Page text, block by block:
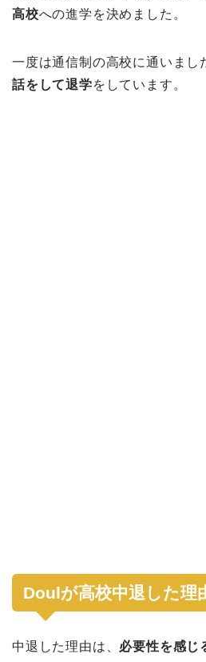
高校への進学を決めました。
一度は通信制の高校に通いまし
話をして退学をしています。
Doulが高校中退した理
中退した理由は、 必要性を感じ